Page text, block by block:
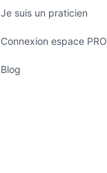
Je suis un praticien
Connexion espace PRO
Blog